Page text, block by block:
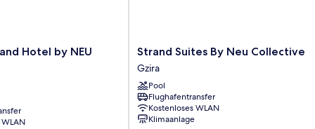
Hotel by NEU
Strand
Suites
By
Neu
Collective
Gzira
Strand Suites By Neu Collective
Gzira
Pool
Flughafentransfer
Kostenloses WLAN
Klimaanlage